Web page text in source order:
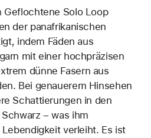
Geflochtene Solo Loop
der panafrikanischen
indem Fäden aus
mit einer hochpräzisen
dünne Fasern aus
Bei genauerem Hinsehen
Schattierungen in den
– was ihm
verleiht. Es ist